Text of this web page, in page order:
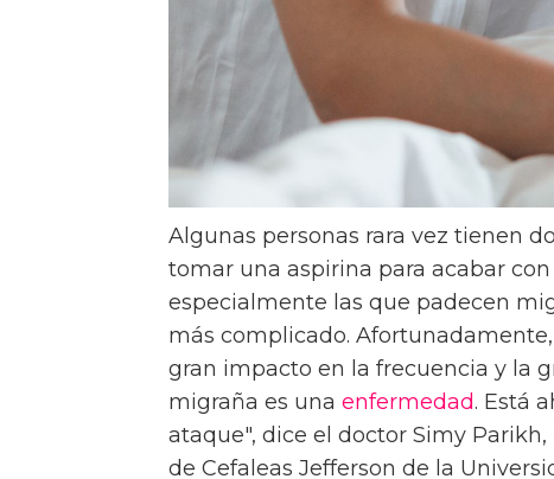
Algunas personas rara vez tienen
tomar una aspirina para acabar
especialmente las que padecen
más complicado.
gran impacto en la frecuencia y la
migraña es una enfermedad. Está
ataque", dice el doctor Simy
de Cefaleas Jefferson de la